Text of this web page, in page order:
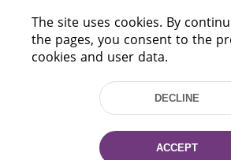
220114, Niezaležnasci Ave. 116,
The site uses cookies. By
the pages, you consent to the
cookies and user data.
DECLINE
ACCEPT